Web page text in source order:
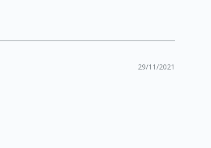
29/11/2021